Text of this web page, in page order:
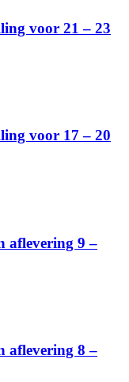
voor 21 – 23
voor 17 – 20
aflevering 9 –
aflevering 8 –